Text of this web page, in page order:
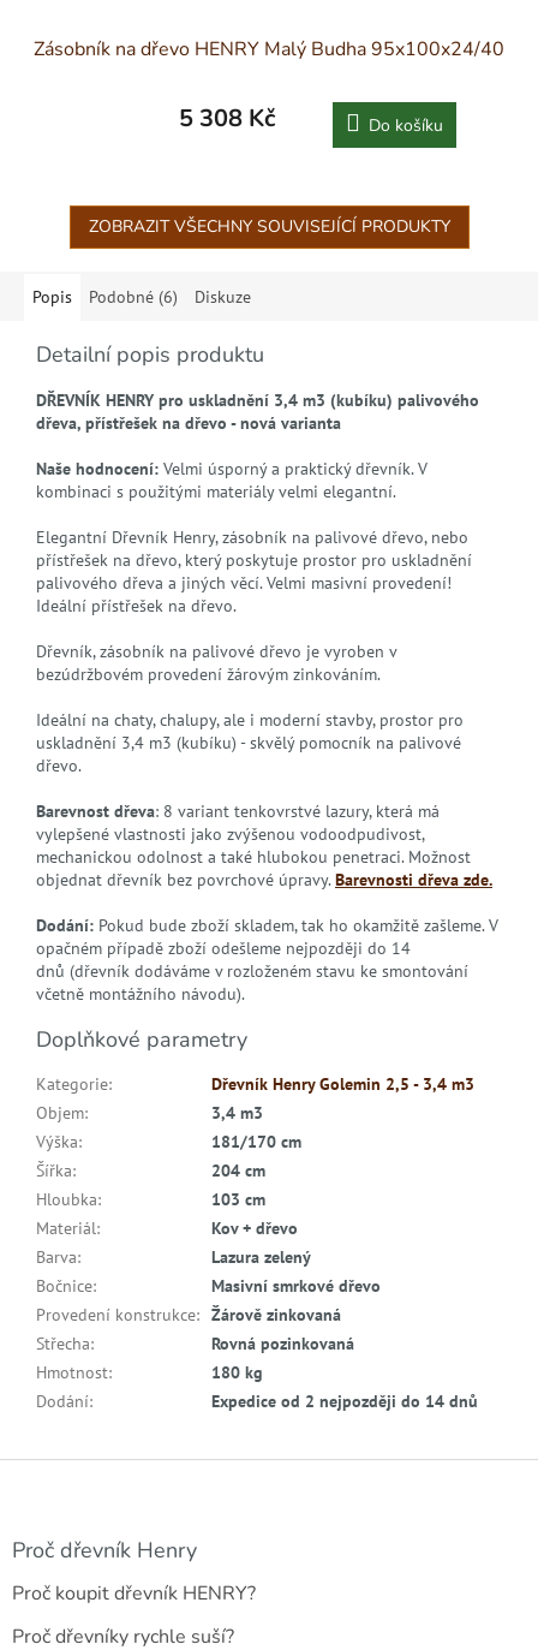
Zásobník na dřevo HENRY Malý Budha 95x100x24/40
5 308 Kč Do košíku
ZOBRAZIT VŠECHNY SOUVISEJÍCÍ PRODUKTY
Popis Podobné (6) Diskuze
Detailní popis produktu
DŘEVNÍK HENRY pro uskladnění 3,4 m3 (kubíku) palivového
dřeva, přístřešek na dřevo - nová varianta
Naše hodnocení: Velmi úsporný a praktický dřevník. V
kombinaci s použitými materiály velmi elegantní.
Elegantní Dřevník Henry, zásobník na palivové dřevo, nebo
přístřešek na dřevo, který poskytuje prostor pro uskladnění
palivového dřeva a jiných věcí. Velmi masivní provedení!
Ideální přístřešek na dřevo.
Dřevník, zásobník na palivové dřevo je vyroben v
bezúdržbovém provedení žárovým zinkováním.
Ideální na chaty, chalupy, ale i moderní stavby, prostor pro
uskladnění 3,4 m3 (kubíku) - skvělý pomocník na palivové
dřevo.
Barevnost dřeva: 8 variant tenkovrstvé lazury, která má
vylepšené vlastnosti jako zvýšenou vodoodpudivost,
mechanickou odolnost a také hlubokou penetraci. Možnost
objednat dřevník bez povrchové úpravy.Barevnosti dřeva zde.
Dodání: Pokud bude zboží skladem, tak ho okamžitě zašleme. V
opačném případě zboží odešleme nejpozději do 14
dnů (dřevník dodáváme v rozloženém stavu ke smontování
včetně montážního návodu).
Doplňkové parametry
Kategorie:
Dřevník Henry Golemin 2,5 - 3,4 m3
Objem:
3,4 m3
Výška:
181/170 cm
Šířka:
204 cm
Hloubka:
103 cm
Materiál:
Kov + dřevo
Barva:
Lazura zelený
Bočnice:
Masivní smrkové dřevo
Provedení konstrukce: Žárově zinkovaná
Střecha:
Rovná pozinkovaná
Hmotnost:
180 kg
Dodání: Expedice od 2 nejpozději do 14 dnů
Z
Proč dřevník Henry
Proč koupit dřevník HENRY?
Proč dřevníky rychle suší?